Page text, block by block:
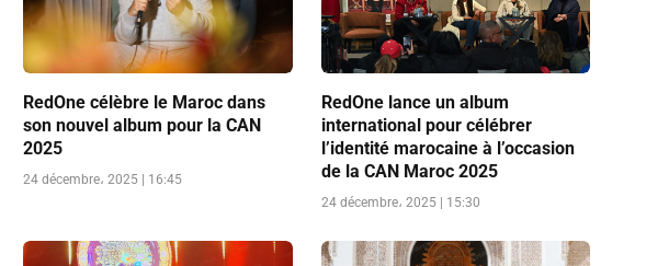
RedOne célèbre le Maroc dans
son nouvel album pour la CAN
2025
24 décembre، 2025 | 16:45
RedOne lance un album
international pour célébrer
l’identité marocaine à l’occasion
de la CAN Maroc 2025
24 décembre، 2025 | 15:30